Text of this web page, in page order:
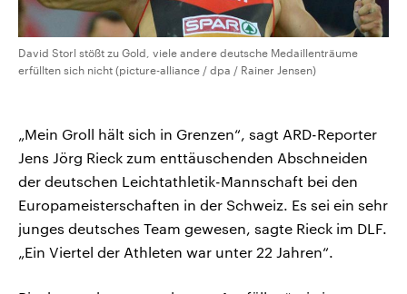
David Storl stößt zu Gold, viele andere deutsche Medaillenträume
erfüllten sich nicht (picture-alliance / dpa / Rainer Jensen)
„Mein Groll hält sich in Grenzen“, sagt ARD-Reporter
Jens Jörg Rieck zum enttäuschenden Abschneiden
der deutschen Leichtathletik-Mannschaft bei den
Europameisterschaften in der Schweiz. Es sei ein sehr
junges deutsches Team gewesen, sagte Rieck im DLF.
„Ein Viertel der Athleten war unter 22 Jahren“.